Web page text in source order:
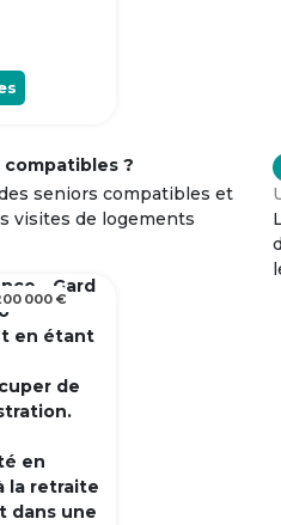
?
seniors compatibles et
visites de logements
- Gard
en étant
de
en
la retraite
dans une
000 €